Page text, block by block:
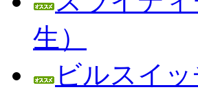
生）
ビルスイ